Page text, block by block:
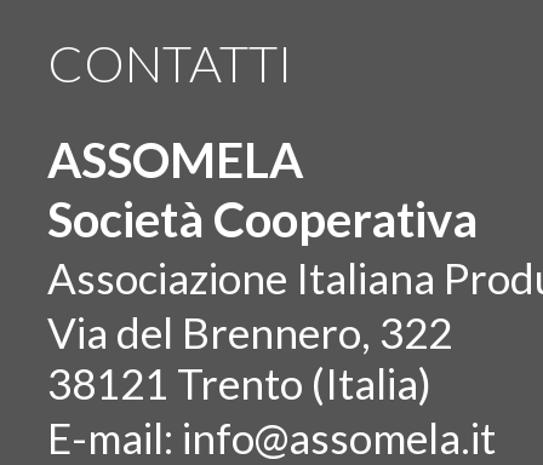
CONTATTI
ASSOMELA
Società Cooperativa
Associazione Italiana
Via del Brennero, 322
38121 Trento (Italia)
E-mail: info@assomela.it